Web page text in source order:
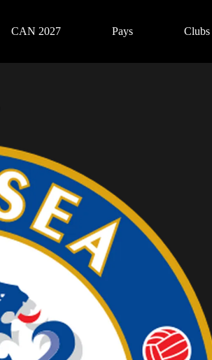
CAN 2027 Pays Clubs